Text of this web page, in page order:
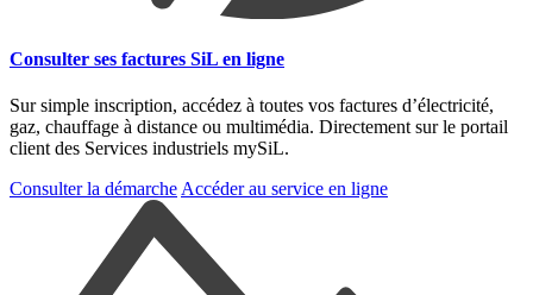
Consulter ses factures SiL en ligne
Sur simple inscription, accédez à toutes vos factures d’électricité,
gaz, chauffage à distance ou multimédia. Directement sur le portail
client des Services industriels mySiL.
Consulter la démarche Accéder au service en ligne